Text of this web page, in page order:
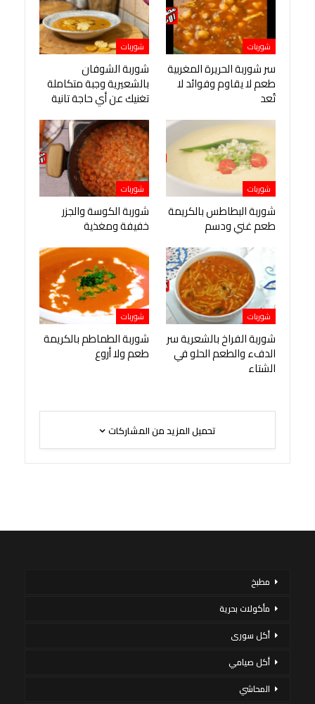
شوربات
سر شوربة الحريرة المغربية
طعم لا يقاوم وفوائد لا
تُعد
شوربات
شوربة الشوفان
بالشعيرية وجبة متكاملة
تغنيك عن أي حاجة تانية
شوربات
شوربة البطاطس بالكريمة
طعم غني ودسم
شوربات
شوربة الكوسة والجزر
خفيفة ومغذية
شوربات
شوربة الفراخ بالشعرية سر
الدفء والطعم الحلو في
الشتاء
شوربات
شوربة الطماطم بالكريمة
طعم ولا أروع
تحميل المزيد من المشاركات
مطبخ
مأكولات بحرية
أكل سورى
أكل صيامي
المحاشي